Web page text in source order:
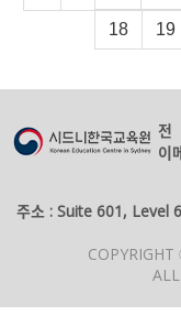
18 19
전
이
주소 : Suite 601, Level